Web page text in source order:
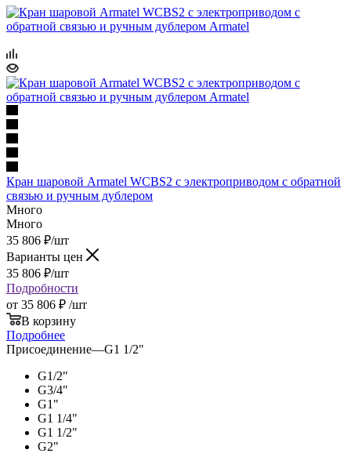
Кран шаровой Armatel WCBS2 с электроприводом с обратной
связью и ручным дублером
Много
Много
35 806 ₽/шт
Варианты цен
35 806 ₽/шт
Подробности
от 35 806 ₽ /шт
В корзину
Подробнее
Присоединение—G1 1/2"
G1/2"
G3/4"
G1"
G1 1/4"
G1 1/2"
G2"